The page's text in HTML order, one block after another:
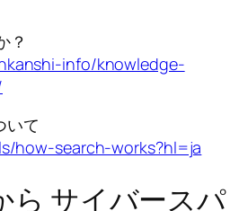
？
info/knowledge-
いて
how-search-works?hl=ja
ら サイバースパ